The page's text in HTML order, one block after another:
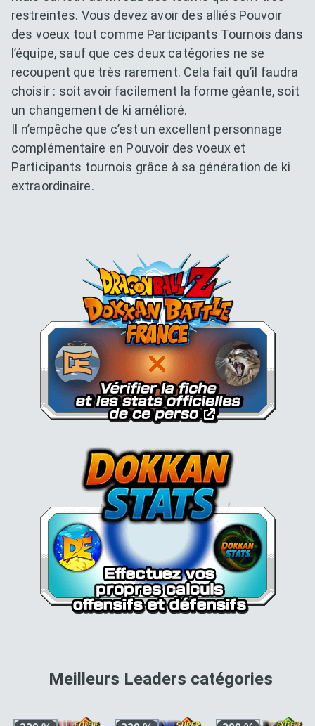
restreintes. Vous devez avoir des alliés Pouvoir
des voeux tout comme Participants Tournois dans
l’équipe, sauf que ces deux catégories ne se
recoupent que très rarement. Cela fait qu’il faudra
choisir : soit avoir facilement la forme géante, soit
un changement de ki amélioré.
Il n’empêche que c’est un excellent personnage
complémentaire en Pouvoir des voeux et
Participants tournois grâce à sa génération de ki
extraordinaire.
Dokkan Essentials x Dragon
Meilleurs Leaders catégoriespour